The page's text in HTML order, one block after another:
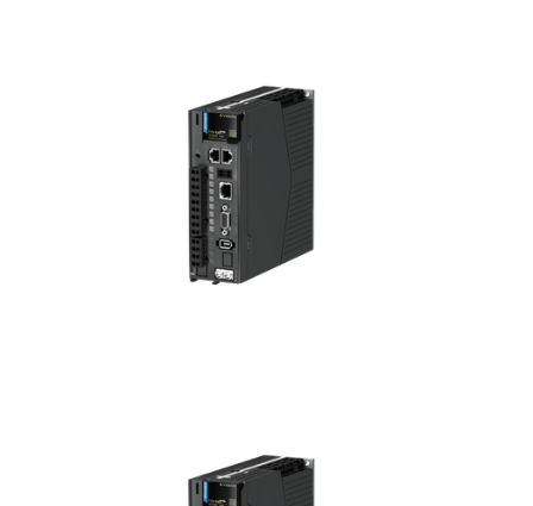
Sensoren & Displays